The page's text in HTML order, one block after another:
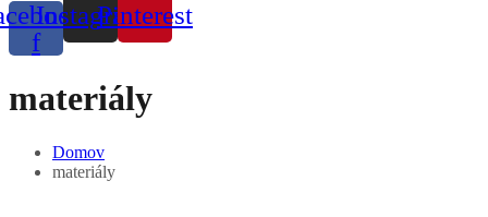
f
InstagramPinterest
materiály
Domov
materiály